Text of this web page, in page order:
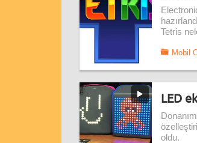
Tetris
Mobil
LED
oldu.